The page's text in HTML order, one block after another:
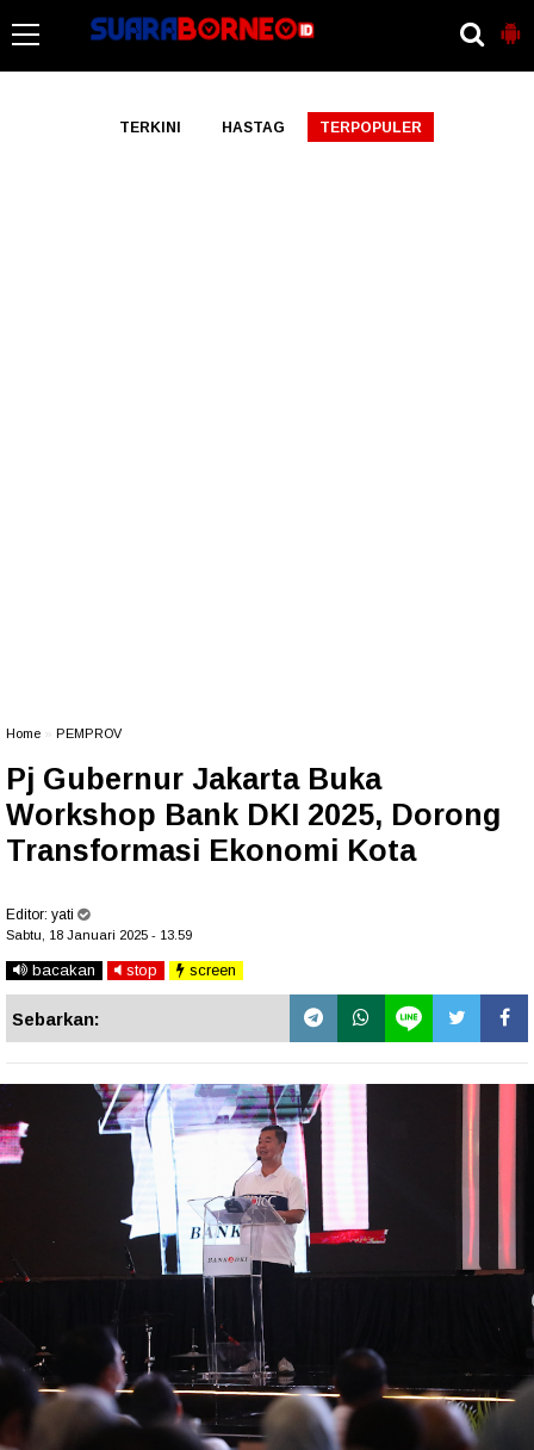
TERKINI HASTAG TERPOPULER
Home PEMPROV
Pj Gubernur Jakarta Buka
Workshop Bank DKI 2025, Dorong
Transformasi Ekonomi Kota
Editor: yati
Sabtu, 18 Januari 2025 - 13.59
bacakan stop screen
Sebarkan: